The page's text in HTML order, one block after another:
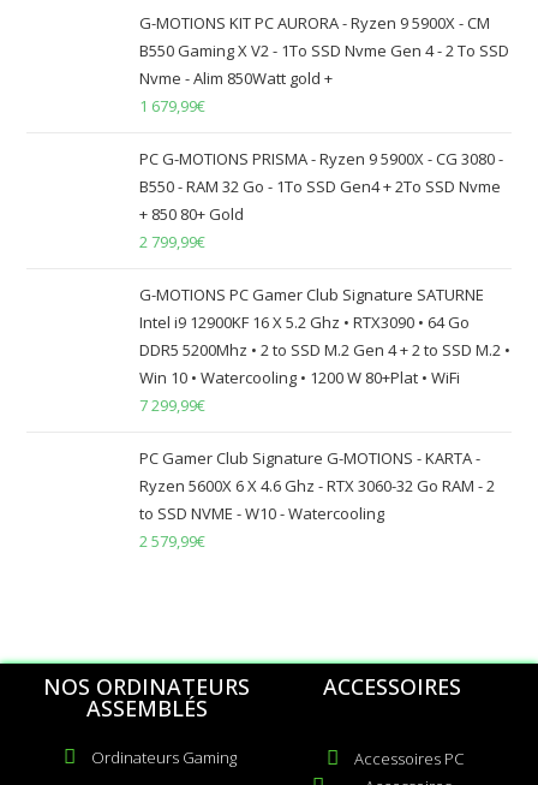
G-MOTIONS KIT PC AURORA - Ryzen 9 5900X - CM
B550 Gaming X V2 - 1To SSD Nvme Gen 4 - 2 To SSD
Nvme - Alim 850Watt gold +
1 679,99€
PC G-MOTIONS PRISMA - Ryzen 9 5900X - CG 3080 -
B550 - RAM 32 Go - 1To SSD Gen4 + 2To SSD Nvme
+ 850 80+ Gold
2 799,99€
G-MOTIONS PC Gamer Club Signature SATURNE
Intel i9 12900KF 16 X 5.2 Ghz • RTX3090 • 64 Go
DDR5 5200Mhz • 2 to SSD M.2 Gen 4 + 2 to SSD M.2 •
Win 10 • Watercooling • 1200 W 80+Plat • WiFi
7 299,99€
PC Gamer Club Signature G-MOTIONS - KARTA -
Ryzen 5600X 6 X 4.6 Ghz - RTX 3060-32 Go RAM - 2
to SSD NVME - W10 - Watercooling
2 579,99€
NOS ORDINATEURS
ASSEMBLÉS
Ordinateurs Gaming
ACCESSOIRES
Accessoires PC